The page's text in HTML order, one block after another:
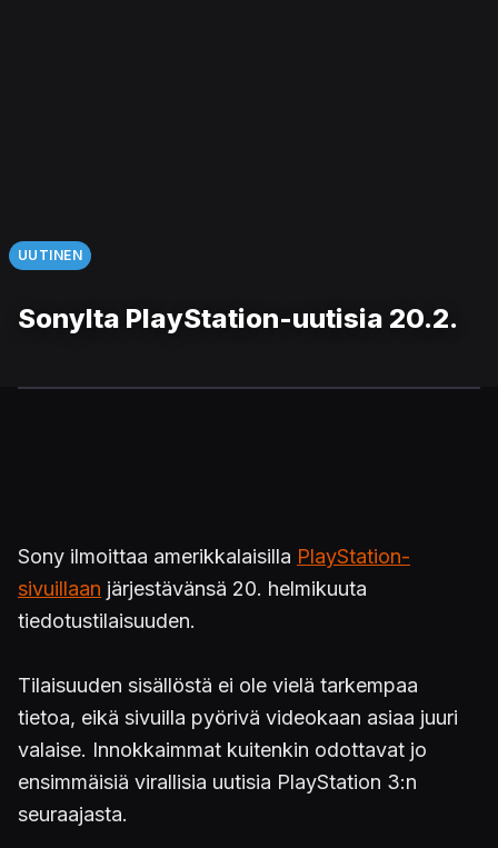
UUTINEN
Sonylta PlayStation-uutisia 20.2.
Sony ilmoittaa amerikkalaisilla PlayStation-
sivuillaan järjestävänsä 20. helmikuuta
tiedotustilaisuuden.
Tilaisuuden sisällöstä ei ole vielä tarkempaa
tietoa, eikä sivuilla pyörivä videokaan asiaa juuri
valaise. Innokkaimmat kuitenkin odottavat jo
ensimmäisiä virallisia uutisia PlayStation 3:n
seuraajasta.